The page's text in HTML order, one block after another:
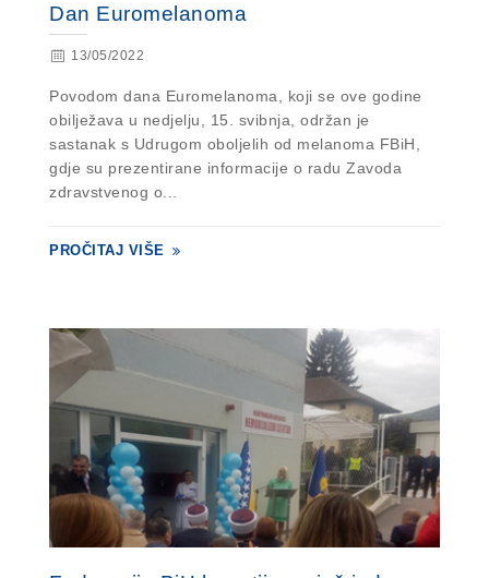
Dan Euromelanoma
13/05/2022
Povodom dana Euromelanoma, koji se ove godine
obilježava u nedjelju, 15. svibnja, održan je
sastanak s Udrugom oboljelih od melanoma FBiH,
gdje su prezentirane informacije o radu Zavoda
zdravstvenog o...
PROČITAJ VIŠE